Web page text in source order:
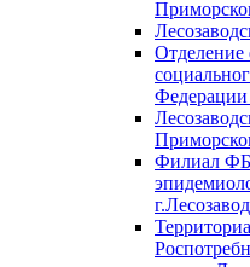
Отделение
Филиал